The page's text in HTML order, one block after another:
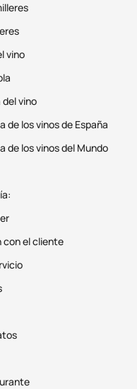
vino
vino
de los vinos de España
de los vinos del Mundo
con el cliente